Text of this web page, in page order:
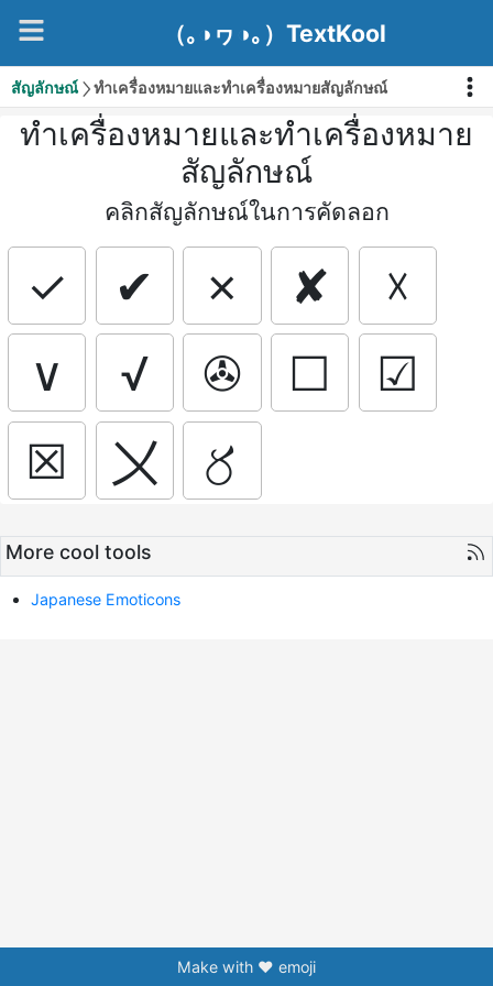
（｡◑ヮ◑｡）TextKool
สัญลักษณ์ ทำเครื่องหมายและทำเครื่องหมายสัญลักษณ์
ทำเครื่องหมายและทำเครื่องหมาย
สัญลักษณ์
คลิกสัญลักษณ์ในการคัดลอก
✓ ✔ ✗ ✘
☓
∨
√ ✇ ☐
☑
☒
〤 〥
More cool tools
Japanese Emoticons
Make with ❤️ emoji